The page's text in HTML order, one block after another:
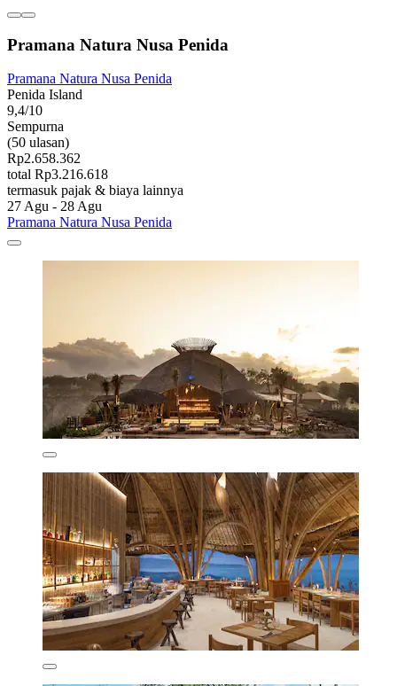
Pramana Natura Nusa Penida
Pramana Natura Nusa Penida
Penida Island
9,4/10
Sempurna
(50 ulasan)
Rp2.658.362
total Rp3.216.618
termasuk pajak & biaya lainnya
27 Agu - 28 Agu
Pramana Natura Nusa Penida